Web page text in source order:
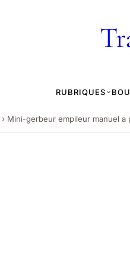
RUBRIQUES
› Mini-gerbeur empileur manuel